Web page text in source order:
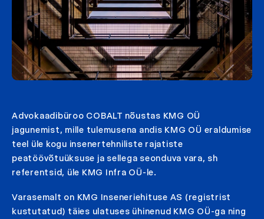
Advokaadibüroo COBALT nõustas KMG OÜ
jagunemist, mille tulemusena andis KMG OÜ eraldumise
teel üle kogu insenertehniliste rajatiste
peatöövõtuüksuse ja sellega seonduva vara, sh
referentsid, üle KMG Infra OÜ-le.
Varasemalt on KMG Inseneriehituse AS (registrist
kustutatud) täies ulatuses ühinenud KMG OÜ-ga ning